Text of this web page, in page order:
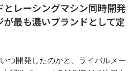
とレーシングマシン同時開発
最も濃いブランドとして定
つ開発したのかと、ライバルメー